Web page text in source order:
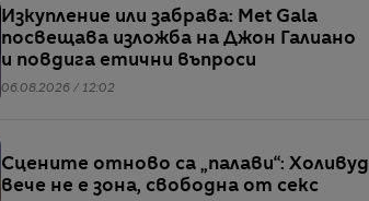
Изкупление или забрава: Met Gala
посвещава изложба на Джон Галиано
и повдига етични въпроси
06.08.2026 / 12:02
Сцените отново са „палави“: Холивуд
вече не е зона, свободна от секс